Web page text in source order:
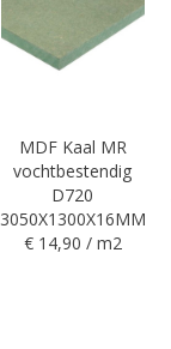
MDF Kaal MR
vochtbestendig
D720
3050X1300X16MM
€ 14,90 / m2